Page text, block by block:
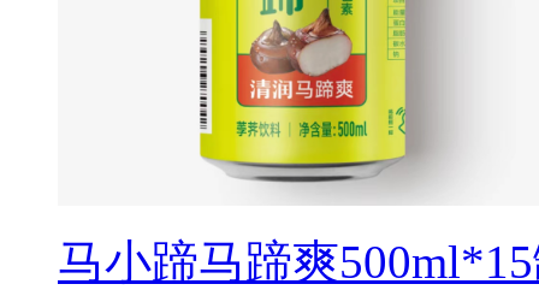
马小蹄马蹄爽